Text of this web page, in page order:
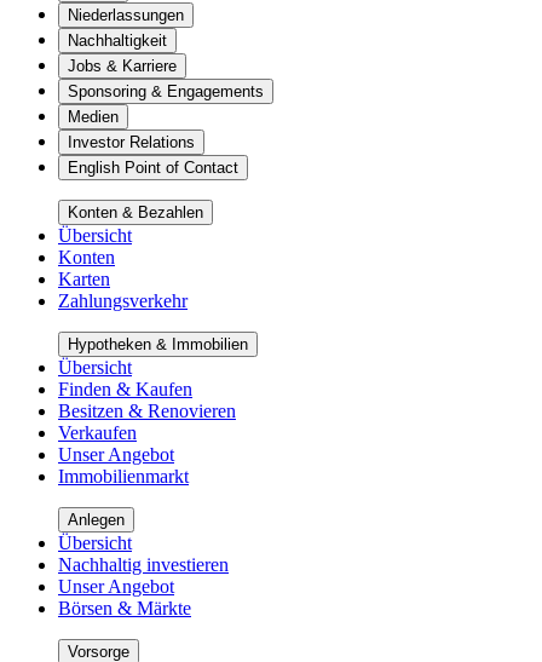
Niederlassungen
Nachhaltigkeit
Jobs & Karriere
Sponsoring & Engagements
Medien
Investor Relations
English Point of Contact
Konten & Bezahlen
Übersicht
Konten
Karten
Zahlungsverkehr
Hypotheken & Immobilien
Übersicht
Finden & Kaufen
Besitzen & Renovieren
Verkaufen
Unser Angebot
Immobilienmarkt
Anlegen
Übersicht
Nachhaltig investieren
Unser Angebot
Börsen & Märkte
Vorsorge